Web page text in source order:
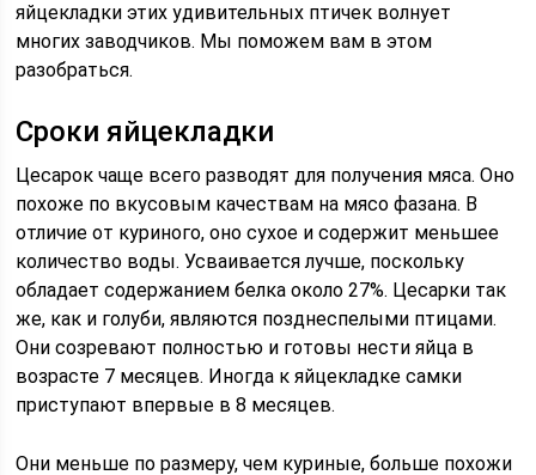
яйцекладки этих удивительных птичек волнует
многих заводчиков. Мы поможем вам в этом
разобраться.
Сроки яйцекладки
Цесарок чаще всего разводят для получения мяса. Оно
похоже по вкусовым качествам на мясо фазана. В
отличие от куриного, оно сухое и содержит меньшее
количество воды. Усваивается лучше, поскольку
обладает содержанием белка около 27%. Цесарки так
же, как и голуби, являются позднеспелыми птицами.
Они созревают полностью и готовы нести яйца в
возрасте 7 месяцев. Иногда к яйцекладке самки
приступают впервые в 8 месяцев.
Они меньше по размеру, чем куриные, больше похожи